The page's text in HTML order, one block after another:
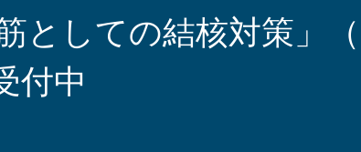
としての結核対策」
付中